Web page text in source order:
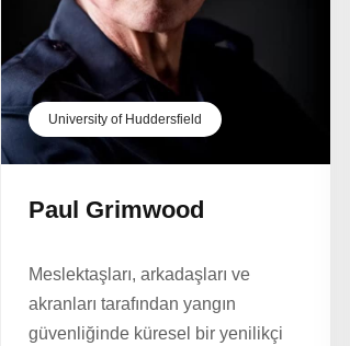
University of Huddersfield
Paul Grimwood
Meslektaşları, arkadaşları ve
akranları tarafından yangın
güvenliğinde küresel bir yenilikçi